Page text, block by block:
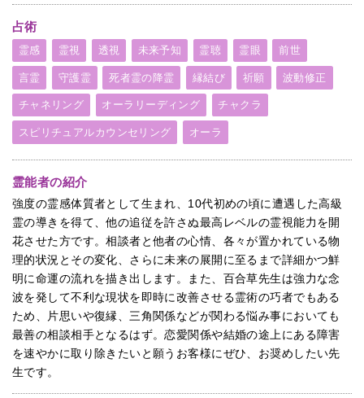
占術
霊感 霊視 透視 未来予知 霊聴 霊眼 前世
言霊 守護霊 死者霊の降霊 縁結び 祈願 波動修正
チャネリング オーラリーディング チャクラ
スピリチュアルカウンセリング オーラ
霊能者の紹介
強度の霊感体質者として生まれ、10代初めの頃に遭遇した高級
霊の導きを得て、他の追従を許さぬ最高レベルの霊視能力を開
花させた方です。相談者と他者の心情、各々が置かれている物
理的状況とその変化、さらに未来の展開に至るまで詳細かつ鮮
明に命運の流れを描き出します。また、百合草先生は強力な念
波を発して不利な現状を即時に改善させる霊術の巧者でもある
ため、片思いや復縁、三角関係などが関わる悩み事においても
最善の相談相手となるはず。恋愛関係や結婚の途上にある障害
を速やかに取り除きたいと願うお客様にぜひ、お奨めしたい先
生です。